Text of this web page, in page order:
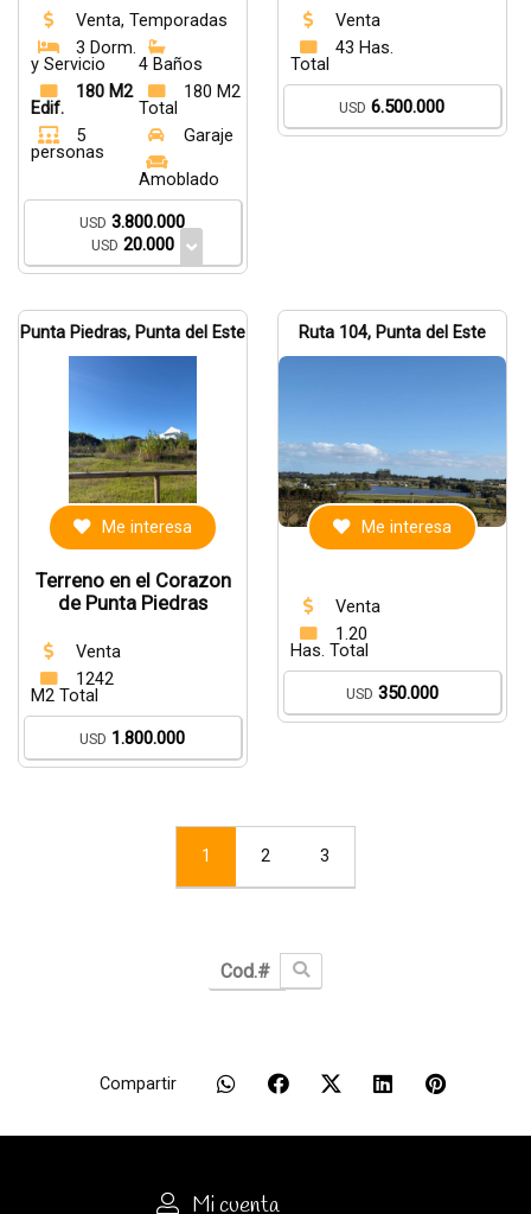
Venta, Temporadas
3 Dorm.
y Servicio
4 Baños
180 M2
Edif.
180 M2
Total
5
personas
Garaje
Amoblado
USD 3.800.000
USD 20.000
Venta
43 Has.
Total
USD 6.500.000
Punta Piedras, Punta del Este
Me interesa
Terreno en el Corazon
de Punta Piedras
Venta
1242
M2 Total
USD 1.800.000
Ruta 104, Punta del Este
Me interesa
Venta
1.20
Has. Total
USD 350.000
1 2 3
Compartir
Mi cuenta